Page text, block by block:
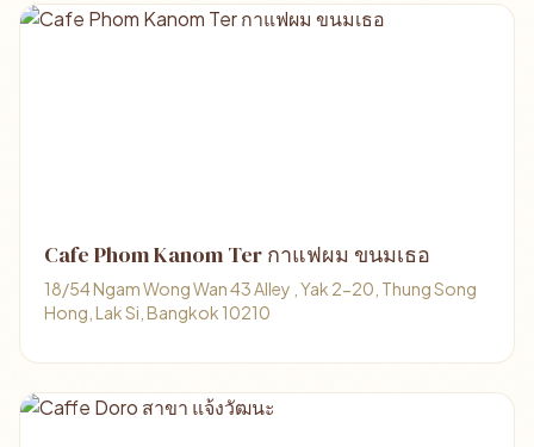
Cafe Phom Kanom Ter กาแฟผม ขนมเธอ
18/54 Ngam Wong Wan 43 Alley , Yak 2-20, Thung Song
Hong, Lak Si, Bangkok 10210